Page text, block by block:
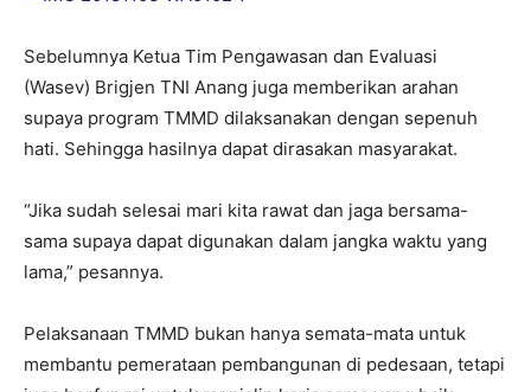
Sebelumnya Ketua Tim Pengawasan dan Evaluasi
(Wasev) Brigjen TNI Anang juga memberikan arahan
supaya program TMMD dilaksanakan dengan sepenuh
hati. Sehingga hasilnya dapat dirasakan masyarakat.
“Jika sudah selesai mari kita rawat dan jaga bersama-
sama supaya dapat digunakan dalam jangka waktu yang
lama,” pesannya.
Pelaksanaan TMMD bukan hanya semata-mata untuk
membantu pemerataan pembangunan di pedesaan, tetapi